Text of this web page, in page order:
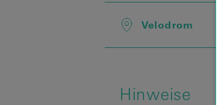
Velodrom
Hinweise